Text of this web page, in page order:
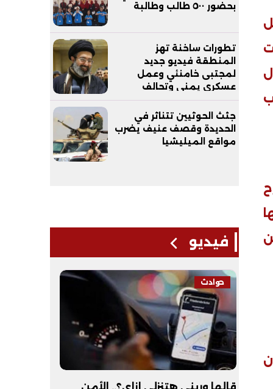
بحضور ٥٠٠ طالب وطالبة
تطورات ساخنة تهز
المنطقة فيديو جديد
لمجتبى خامنئي وعمل
عسكري يمني وتحالف
دفاعي يثير الجدل
جثث الحوثيين تتناثر في
الحديدة وقصف عنيف يضرب
مواقع الميليشيا
فيديو
حوادث
قالها وريني هتنزلي إزاي؟.. الأمن